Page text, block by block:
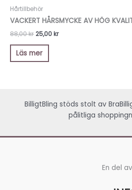
Hårtillbehör
VACKERT HÅRSMYCKE AV HÖG
88,00kr
priset
var:
88,00 kr.
25,00kr
är:
25,00 kr.
Läs mer
BilligtBling stöds stolt av
pålitliga
En del